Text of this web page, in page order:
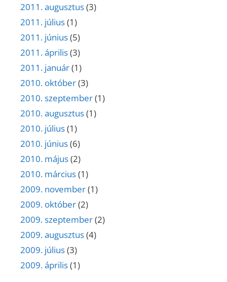
2011. augusztus(3)
2011. július(1)
2011. június(5)
2011. április(3)
2011. január(1)
2010. október(3)
2010. szeptember(1)
2010. augusztus(1)
2010. július(1)
2010. június(6)
2010. május(2)
2010. március(1)
2009. november(1)
2009. október(2)
2009. szeptember(2)
2009. augusztus(4)
2009. július(3)
2009. április(1)